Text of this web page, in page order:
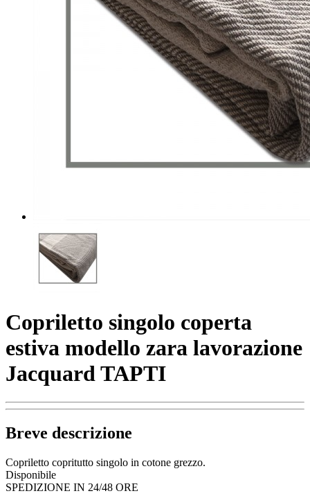
Copriletto singolo coperta
estiva modello zara lavorazione
Jacquard TAPTI
Breve descrizione
Copriletto copritutto singolo in cotone grezzo.
Disponibile
SPEDIZIONE IN 24/48 ORE